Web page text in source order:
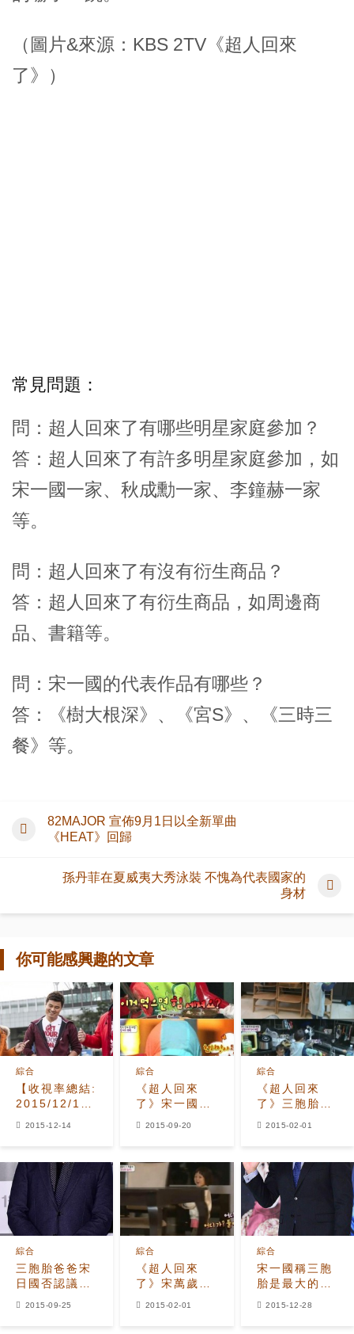
（圖片&來源：KBS 2TV《超人回來
了》）
常見問題：
問：超人回來了有哪些明星家庭參加？
答：超人回來了有許多明星家庭參加，如
宋一國一家、秋成勳一家、李鐘赫一家
等。
問：超人回來了有沒有衍生商品？
答：超人回來了有衍生商品，如周邊商
品、書籍等。
問：宋一國的代表作品有哪些？
答：《樹大根深》、《宮S》、《三時三
餐》等。
82MAJOR 宣佈9月1日以全新單曲
《HEAT》回歸
孫丹菲在夏威夷大秀泳裝 不愧為代表國家的
身材
你可能感興趣的文章
【收視率總結:
2015/12/12(六)~12/13(日)】
秋信守取代金
綜合
2015-12-14
《超人回來
了》宋一國：
吃鰻魚生下了
綜合
2015-09-20
《超人回來
了》三胞胎再
出萌招 爭先恐
綜合
2015-02-01
三胞胎爸爸宋
日國否認議會
選舉，會集中
綜合
2015-09-25
《超人回來
了》宋萬歲變
身戀愛高手 拉
綜合
2015-02-01
宋一國稱三胞
胎是最大的禮
物 出演《張英
綜合
2015-12-28